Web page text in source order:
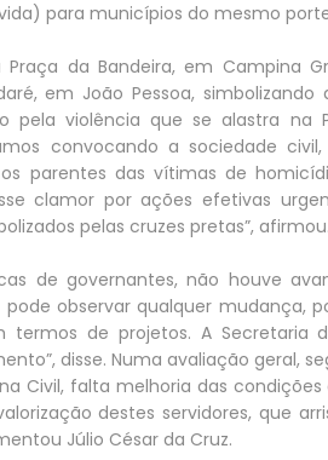
para municípios do mesmo
da Bandeira, em Campina
em João Pessoa,
pela violência que se alastra na
convocando a sociedade
parentes das vítimas de
clamor por ações efetivas
pelas cruzes pretas”, afirmou.
de governantes, não houve
observar qualquer mudança,
de projetos. A Secretaria
disse. Numa avaliação geral,
Civil, falta melhoria das
destes servidores, que
Júlio César da Cruz.